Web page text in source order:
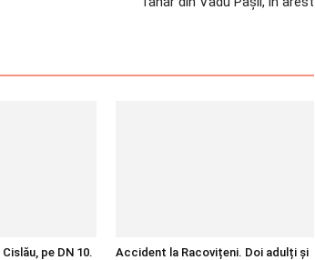
pe DN 10.
Accident la Racovițeni. Doi adulți și